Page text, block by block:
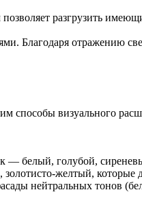
разгрузить
Благодаря отражению
способы визуального
— белый, голубой,
желтый, которые
нейтральных тонов